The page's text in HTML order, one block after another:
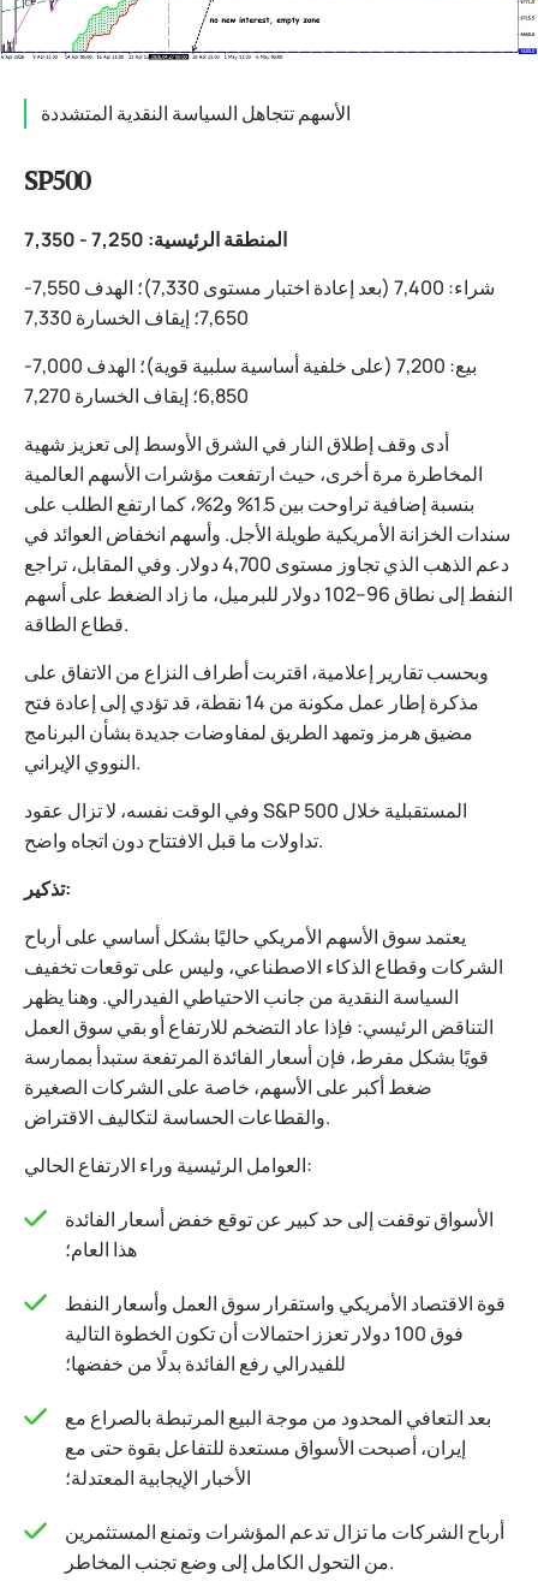
الأسهم تتجاهل السياسة النقدية المتشددة
SP500
المنطقة الرئيسية: 7,250 - 7,350
شراء: 7,400 (بعد إعادة اختبار مستوى 7,330)؛ الهدف 7,550-
7,650؛ إيقاف الخسارة 7,330
بيع: 7,200 (على خلفية أساسية سلبية قوية)؛ الهدف 7,000-
6,850؛ إيقاف الخسارة 7,270
أدى وقف إطلاق النار في الشرق الأوسط إلى تعزيز شهية
المخاطرة مرة أخرى، حيث ارتفعت مؤشرات الأسهم العالمية
بنسبة إضافية تراوحت بين 1.5% و2%، كما ارتفع الطلب على
سندات الخزانة الأمريكية طويلة الأجل. وأسهم انخفاض العوائد في
دعم الذهب الذي تجاوز مستوى 4,700 دولار. وفي المقابل، تراجع
النفط إلى نطاق 96–102 دولار للبرميل، ما زاد الضغط على أسهم
قطاع الطاقة.
وبحسب تقارير إعلامية، اقتربت أطراف النزاع من الاتفاق على
مذكرة إطار عمل مكونة من 14 نقطة، قد تؤدي إلى إعادة فتح
مضيق هرمز وتمهد الطريق لمفاوضات جديدة بشأن البرنامج
النووي الإيراني.
وفي الوقت نفسه، لا تزال عقود S&P 500 المستقبلية خلال
تداولات ما قبل الافتتاح دون اتجاه واضح.
تذكير:
يعتمد سوق الأسهم الأمريكي حاليًا بشكل أساسي على أرباح
الشركات وقطاع الذكاء الاصطناعي، وليس على توقعات تخفيف
السياسة النقدية من جانب الاحتياطي الفيدرالي. وهنا يظهر
التناقض الرئيسي: فإذا عاد التضخم للارتفاع أو بقي سوق العمل
قويًا بشكل مفرط، فإن أسعار الفائدة المرتفعة ستبدأ بممارسة
ضغط أكبر على الأسهم، خاصة على الشركات الصغيرة
والقطاعات الحساسة لتكاليف الاقتراض.
العوامل الرئيسية وراء الارتفاع الحالي:
الأسواق توقفت إلى حد كبير عن توقع خفض أسعار الفائدة
هذا العام؛
قوة الاقتصاد الأمريكي واستقرار سوق العمل وأسعار النفط
فوق 100 دولار تعزز احتمالات أن تكون الخطوة التالية
للفيدرالي رفع الفائدة بدلًا من خفضها؛
بعد التعافي المحدود من موجة البيع المرتبطة بالصراع مع
إيران، أصبحت الأسواق مستعدة للتفاعل بقوة حتى مع
الأخبار الإيجابية المعتدلة؛
أرباح الشركات ما تزال تدعم المؤشرات وتمنع المستثمرين
من التحول الكامل إلى وضع تجنب المخاطر.